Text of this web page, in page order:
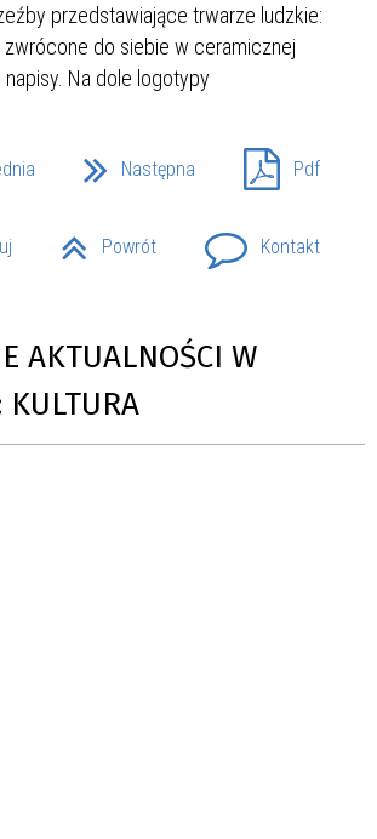
Następna Pdf
Powrót Kontakt
AKTUALNOŚCI W
KULTURA